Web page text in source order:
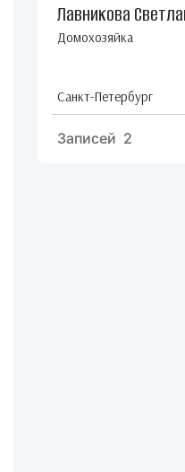
Лавникова
Домохозяйка
Санкт-Петербург
Записей 2